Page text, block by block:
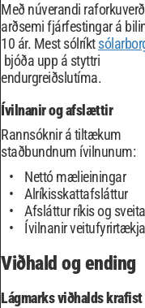
Með núverandi
arðsemi fjárfestingar á
10 ár. Mest sólríkt
bjóða upp á styttri
endurgreiðslutíma.
Ívilnanir og afslættir
Rannsóknir á tiltækum
staðbundnum ívilnunum:
Nettó mælieiningar
Alríkisskattafsláttur
Afsláttur ríkis og
Ívilnanir veitufyrirtækja
Viðhald og ending
Lágmarks viðhalds krafist